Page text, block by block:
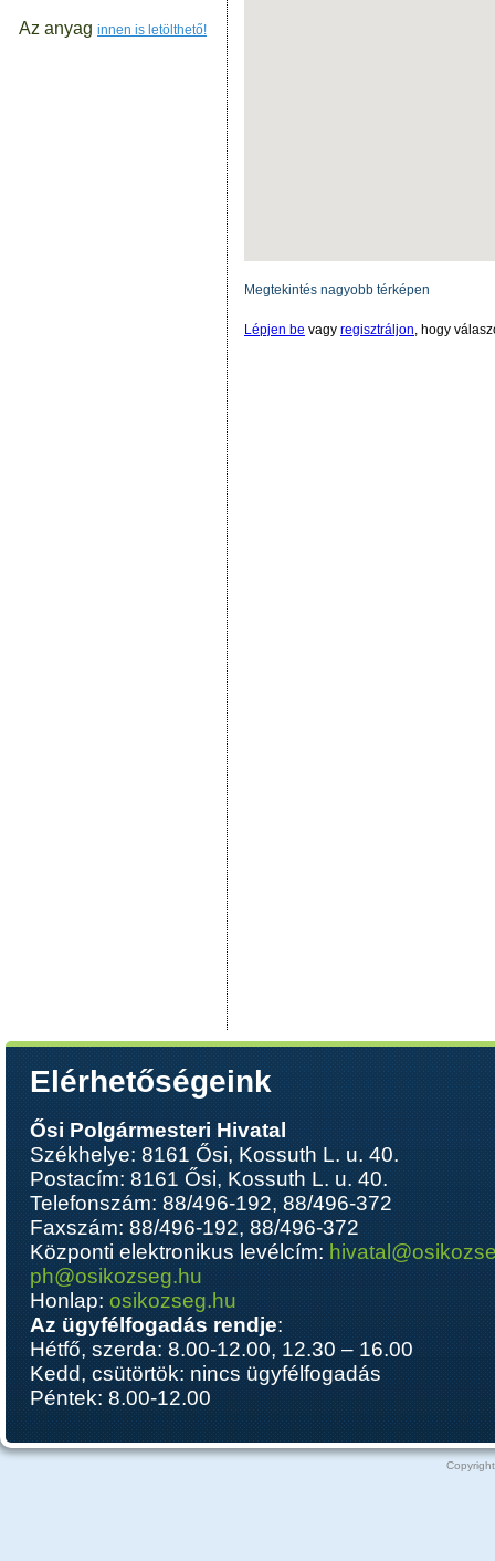
Az anyag innen is letölthető!
Megtekintés nagyobb térképen
Lépjen be vagy regisztráljon , hogy
Elérhetőségeink
Ősi Polgármesteri Hivatal
Székhelye: 8161 Ősi, Kossuth L. u. 40.
Postacím: 8161 Ősi, Kossuth L. u. 40.
Telefonszám: 88/496-192, 88/496-372
Faxszám: 88/496-192, 88/496-372
Központi elektronikus levélcím:
ph@osikozseg.hu
Honlap:osikozseg.hu
Az ügyfélfogadás rendje:
Hétfő, szerda: 8.00-12.00, 12.30 – 16.00
Kedd, csütörtök: nincs ügyfélfogadás
Péntek: 8.00-12.00